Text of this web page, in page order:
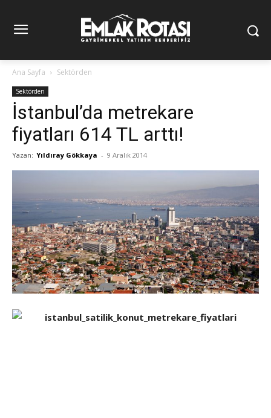
Ana Sayfa Sektörden
Sektörden
İstanbul’da metrekare
fiyatları 614 TL arttı!
Yazan: Yıldıray Gökkaya - 9 Aralık 2014